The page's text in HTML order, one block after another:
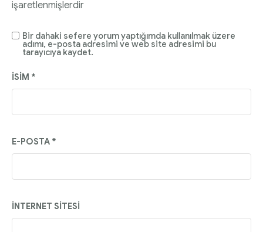
işaretlenmişlerdir
İSIM *
E-POSTA *
İNTERNET SITESI
Bir dahaki sefere yorum yaptığımda kullanılmak üzere
adımı, e-posta adresimi ve web site adresimi bu
tarayıcıya kaydet.